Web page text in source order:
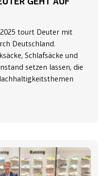
tourt Deuter mit
Deutschland.
Schlafsäcke und
setzen lassen, die